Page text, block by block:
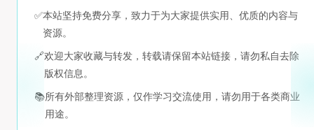
✅本站坚持免费分享，致力于为大家提供实用、优质的内容与
资源。
🔗欢迎大家收藏与转发，转载请保留本站链接，请勿私自去除
版权信息。
📚所有外部整理资源，仅作学习交流使用，请勿用于各类商业
用途。